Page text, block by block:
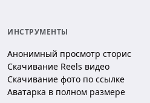
ИНСТРУМЕНТЫ
Анонимный просмотр сторис
Скачивание Reels видео
Скачивание фото по ссылке
Аватарка в полном размере